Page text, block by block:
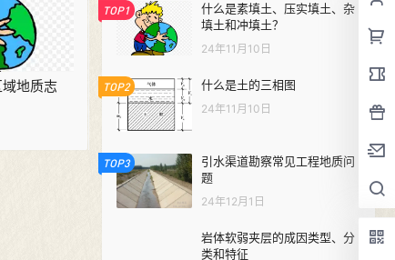
地质志
TOP1
什么是素填土、压实填土、杂
填土和冲填土？
24年11月10日
TOP2 什么是土的三相图
24年11月10日
TOP3
引水渠道勘察常见工程地质问
题
24年12月1日
岩体软弱夹层的成因类型、分
类和特征